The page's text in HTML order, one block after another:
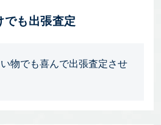
でも出張査定
物でも喜んで出張査定させ